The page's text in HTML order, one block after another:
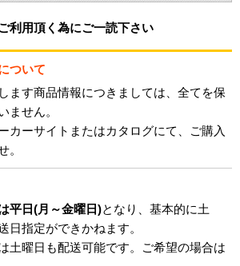
利用頂く為にご一読下さい
ついて
ます商品情報につきましては、全てを保
ません。
カーサイトまたはカタログにて、ご購入
。
平日(月～金曜日)となり、基本的に土
日指定ができかねます。
土曜日も配送可能です。ご希望の場合は